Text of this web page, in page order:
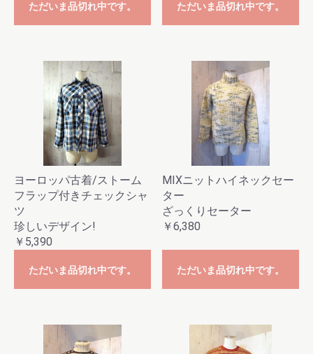
ただいま品切れ中です。 ただいま品切れ中です。
ヨーロッパ古着/ストーム
フラップ付きチェックシャ
ツ
珍しいデザイン!
￥5,390
ただいま品切れ中です。
MIXニットハイネックセー
ター
ざっくりセーター
￥6,380
ただいま品切れ中です。